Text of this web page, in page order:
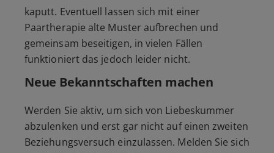
kaputt. Eventuell lassen sich mit einer
Paartherapie alte Muster aufbrechen und
gemeinsam beseitigen, in vielen Fällen
funktioniert das jedoch leider nicht.
Neue Bekanntschaften machen
Werden Sie aktiv, um sich von Liebeskummer
abzulenken und erst gar nicht auf einen zweiten
Beziehungsversuch einzulassen. Melden Sie sich